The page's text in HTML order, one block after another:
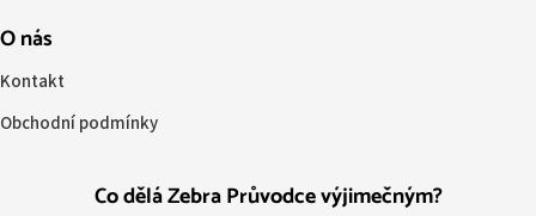
Co dělá Zebra Průvodce výjimečným?
O nás
Kontakt
Obchodní podmínky